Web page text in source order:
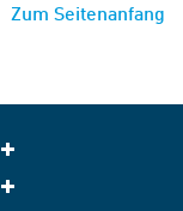
Zum Seitenanfang